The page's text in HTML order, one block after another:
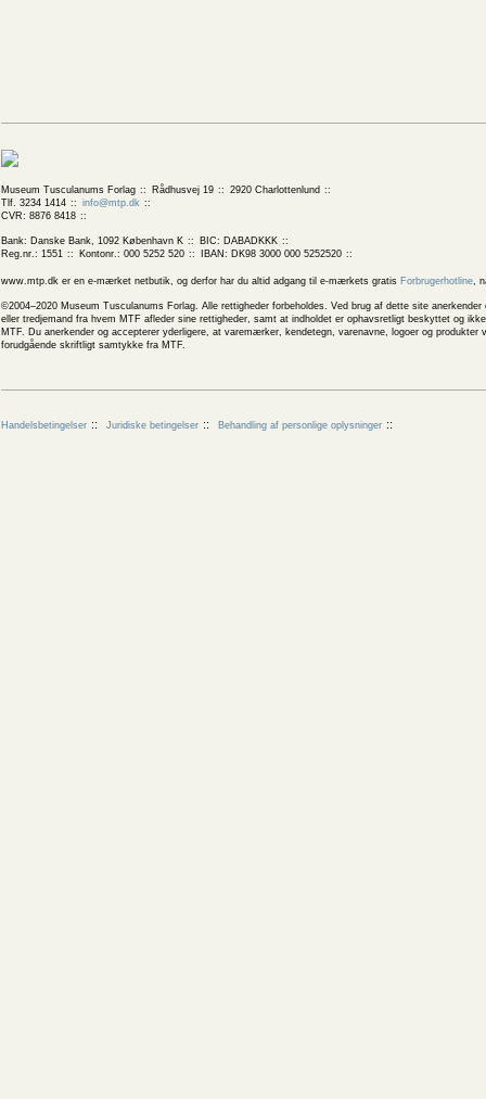
Museum Tusculanums Forlag Rådhusvej 19
2920 Charlottenlund
Tlf. 3234 1414
info@mtp.dk
CVR: 8876 8418
Bank: Danske Bank, 1092 København K
BIC: DABADKKK
Reg.nr.: 1551
Kontonr.: 000 5252 520 IBAN: DK98 3000 000 5252520
www.mtp.dk er en e-mærket netbutik, og derfor har du altid adgang til e-mærkets gratis Forbrugerhotline,
©2004–2020 Museum Tusculanums Forlag. Alle rettigheder forbeholdes. Ved brug af dette site
eller tredjemand fra hvem MTF afleder sine rettigheder, samt at indholdet er ophavsretligt beskyttet og
MTF. Du anerkender og accepterer yderligere, at varemærker, kendetegn, varenavne, logoer og
forudgående skriftligt samtykke fra MTF.
Handelsbetingelser Juridiske betingelser Behandling af personlige oplysninger